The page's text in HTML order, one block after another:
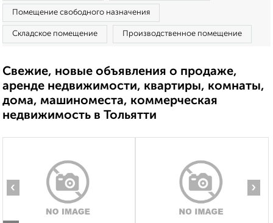
Помещение свободного назначения
Складское помещение Производственное помещение
Свежие, новые объявления о продаже,
аренде недвижимости, квартиры, комнаты,
дома, машиноместа, коммерческая
недвижимость в Тольятти
‹ ›